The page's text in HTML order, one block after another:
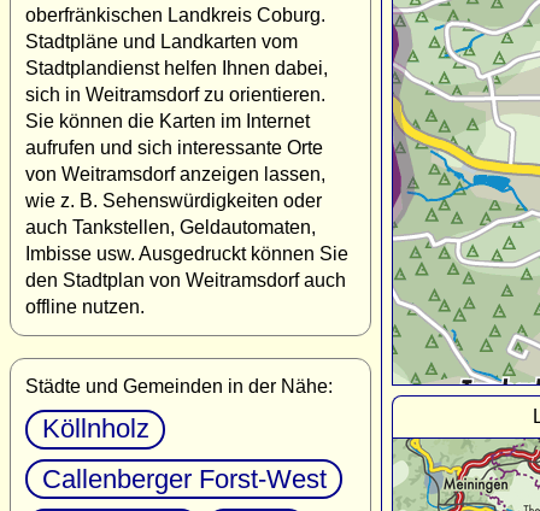
oberfränkischen Landkreis Coburg.
Stadtpläne und Landkarten vom
Stadtplandienst helfen Ihnen dabei,
sich in Weitramsdorf zu orientieren.
Sie können die Karten im Internet
aufrufen und sich interessante Orte
von Weitramsdorf anzeigen lassen,
wie z. B. Sehenswürdigkeiten oder
auch Tankstellen, Geldautomaten,
Imbisse usw. Ausgedruckt können Sie
den Stadtplan von Weitramsdorf auch
offline nutzen.
Städte und Gemeinden in der Nähe:
Köllnholz
Callenberger Forst-West